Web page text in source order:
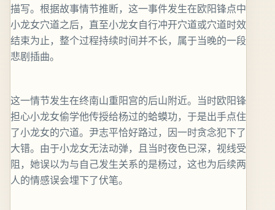
描写。根据故事情节推断，这一事件发生在欧阳锋点中
小龙女穴道之后，直至小龙女自行冲开穴道或穴道时效
结束为止，整个过程持续时间并不长，属于当晚的一段
悲剧插曲。
这一情节发生在终南山重阳宫的后山附近。当时欧阳锋
担心小龙女偷学他传授给杨过的蛤蟆功，于是出手点住
了小龙女的穴道。尹志平恰好路过，因一时贪念犯下了
大错。由于小龙女无法动弹，且当时夜色已深，视线受
阻，她误以为与自己发生关系的是杨过，这也为后续两
人的情感误会埋下了伏笔。